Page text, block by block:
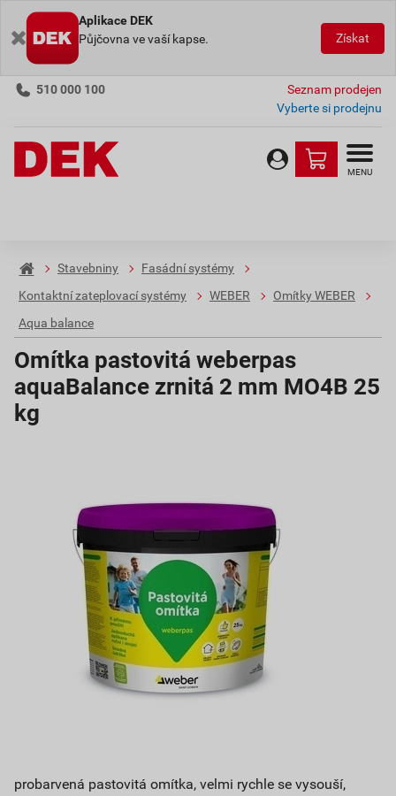
Aplikace DEK
Půjčovna ve vaší kapse.
Získat
510 000 100
Seznam prodejen
Vyberte si prodejnu
MENU
Stavebniny
Fasádní systémy
Kontaktní zateplovací systémy
WEBER
Omítky WEBER
Aqua balance
Omítka pastovitá weberpas
aquaBalance zrnitá 2 mm MO4B 25
kg
probarvená pastovitá omítka, velmi rychle se vysouší,